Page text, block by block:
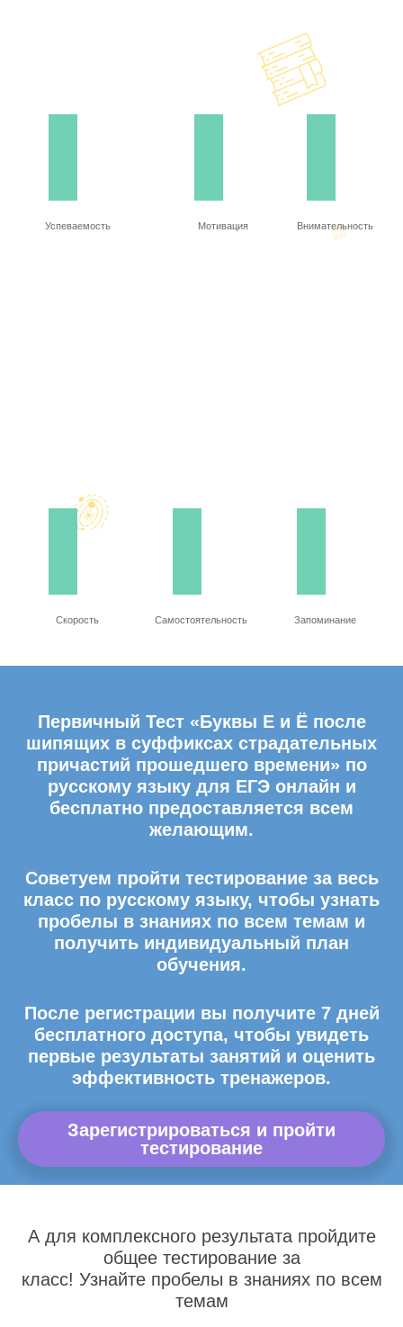
Успеваемость Мотивация Внимательность
Скорость Самостоятельность Запоминание
Первичный Тест «Буквы Е и Ё после
шипящих в суффиксах страдательных
причастий прошедшего времени» по
русскому языку для ЕГЭ онлайн и
бесплатно предоставляется всем
желающим.
Советуем пройти тестирование за весь
класс по русскому языку, чтобы узнать
пробелы в знаниях по всем темам и
получить индивидуальный план
обучения.
После регистрации вы получите 7 дней
бесплатного доступа, чтобы увидеть
первые результаты занятий и оценить
эффективность тренажеров.
Зарегистрироваться и пройти
тестирование
А для комплексного результата пройдите
общее тестирование за
класс! Узнайте пробелы в знаниях по всем
темам